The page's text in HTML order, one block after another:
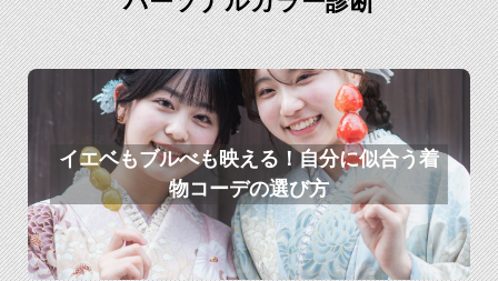
イエベもブルべも映える！自分に似合う着
物コーデの選び方